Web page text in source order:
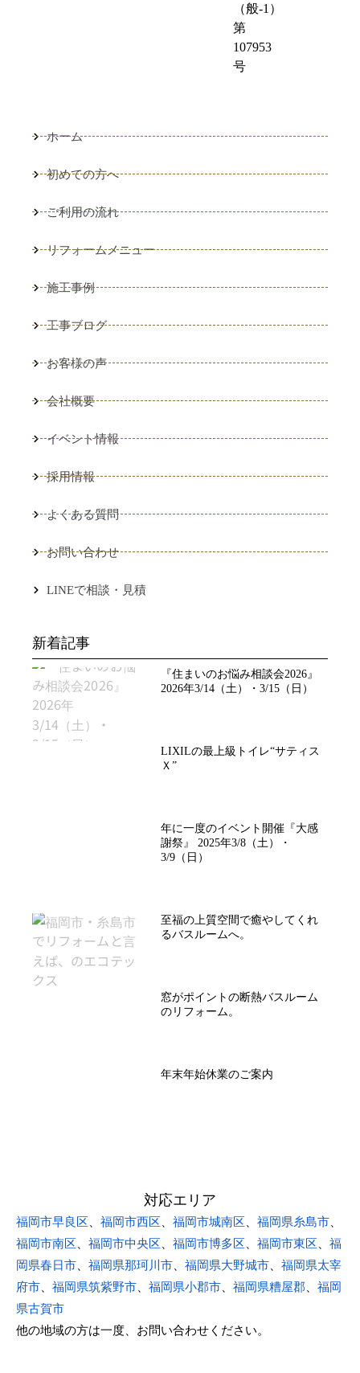
（般-1）
第
107953
号
ホーム
初めての方へ
ご利用の流れ
リフォームメニュー
施工事例
工事ブログ
お客様の声
会社概要
イベント情報
採用情報
よくある質問
お問い合わせ
LINEで相談・見積
新着記事
『住まいのお悩み相談会2026』
2026年3/14（土）・3/15（日）
LIXILの最上級トイレ“サティス
Ｘ”
年に一度のイベント開催『大感
謝祭』 2025年3/8（土）・
3/9（日）
至福の上質空間で癒やしてくれ
るバスルームへ。
窓がポイントの断熱バスルーム
のリフォーム。
年末年始休業のご案内
対応エリア
福岡市早良区 福岡市西区 福岡市城南区 福岡県糸島市
福岡市南区
福岡市中央区 福岡市博多区 福岡市東区
福
岡県春日市
福岡県那珂川市 福岡県大野城市
福岡県太宰
府市
福岡県筑紫野市 福岡県小郡市 福岡県糟屋郡
福岡
県古賀市
他の地域の方は一度、お問い合わせください。